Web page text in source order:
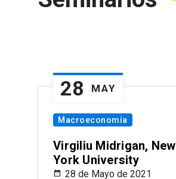
28 MAY
Macroeconomía
Virgiliu Midrigan, New
York University
28 de Mayo de 2021